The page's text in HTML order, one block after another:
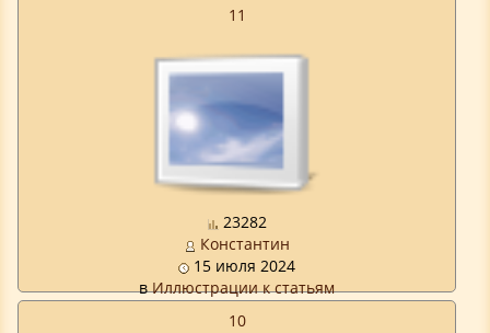
11
23282
Константин
15 июля 2024
вИллюстрации к статьям
10